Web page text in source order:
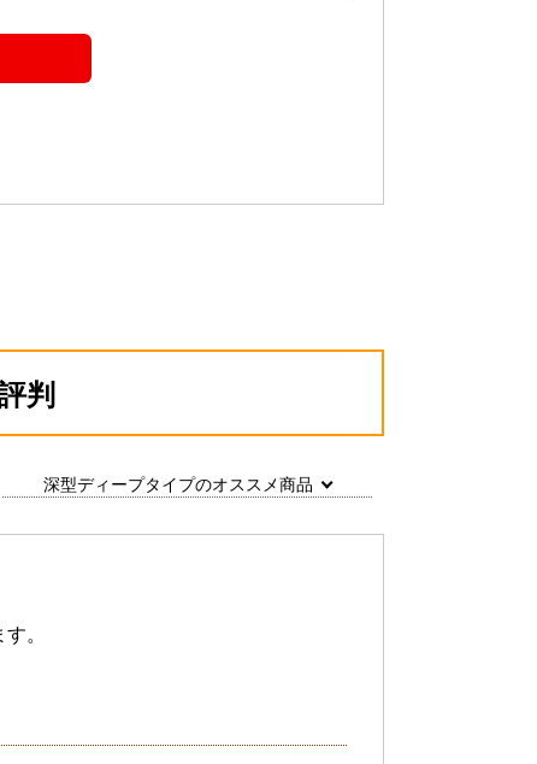
判
深型ディープタイプのオススメ商品
。